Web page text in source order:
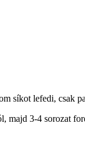
síkot lefedi, csak
3-4 sorozat